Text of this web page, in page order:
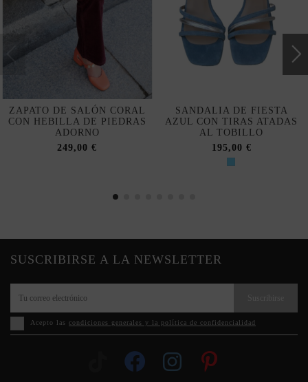
ZAPATO DE SALÓN CORAL
CON HEBILLA DE PIEDRAS
ADORNO
249,00 €
SANDALIA DE FIESTA
AZUL CON TIRAS ATADAS
AL TOBILLO
195,00 €
SUSCRIBIRSE A LA NEWSLETTER
Acepto las condiciones generales y la política de confidencialidad